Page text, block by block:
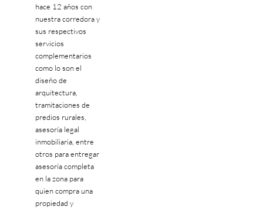
hace 12 años con
nuestra corredora y
sus respectivos
servicios
complementarios
como lo son el
diseño de
arquitectura,
tramitaciones de
predios rurales,
asesoría legal
inmobiliaria, entre
otros para entregar
asesoría completa
en la zona para
quien compra una
propiedad y